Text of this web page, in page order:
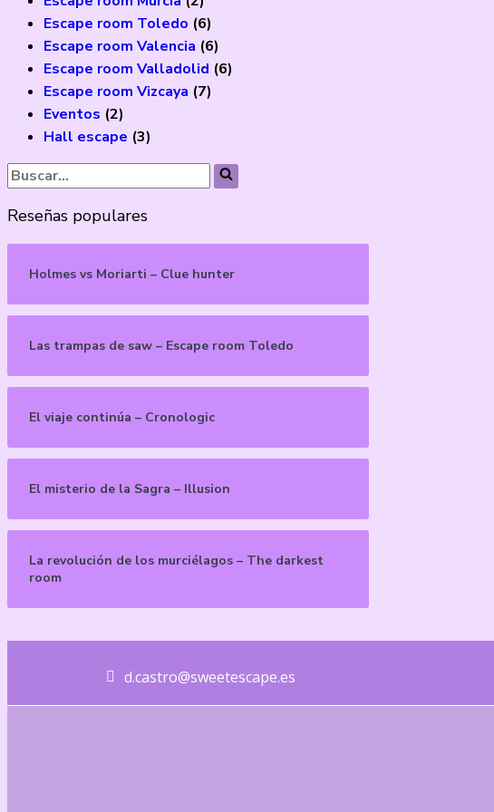
Escape room Toledo (6)
Escape room Valencia (6)
Escape room Valladolid (6)
Escape room Vizcaya (7)
Eventos (2)
Hall escape (3)
Reseñas populares
Holmes vs Moriarti – Clue hunter
Las trampas de saw – Escape room Toledo
El viaje continúa – Cronologic
El misterio de la Sagra – Illusion
La revolución de los murciélagos – The darkest
room
d.castro@sweetescape.es